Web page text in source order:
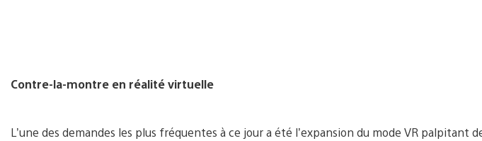
Contre-la-montre en réalité virtuelle
L’une des demandes les plus fréquentes à ce jour a été l’expansion du mode VR palpitant